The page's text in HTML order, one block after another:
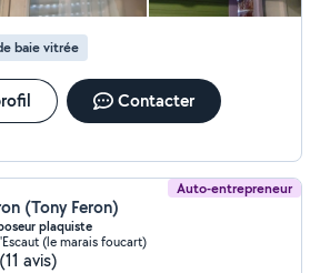
baie vitrée
Contacter
Auto-entrepreneur
(Tony Feron)
plaquiste
(le marais foucart)
(11 avis)